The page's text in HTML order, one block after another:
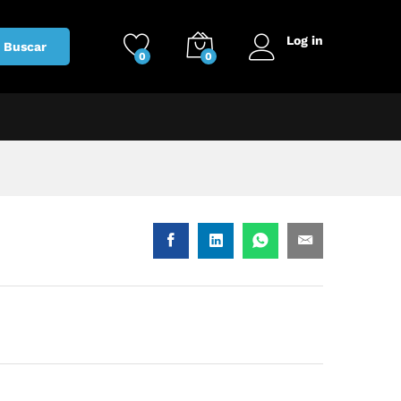
Buscar
0 0
Log in